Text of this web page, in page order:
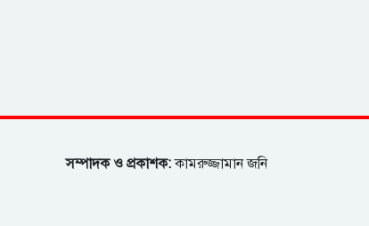
সম্পাদক ও প্রকাশক:কামরুজ্জামান জনি